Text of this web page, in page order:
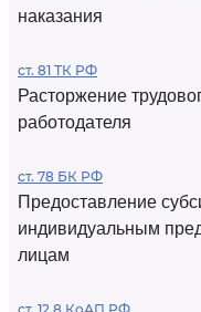
наказания
ст. 81 ТК РФ
Расторжение
работодателя
ст. 78 БК РФ
Предоставление
индивидуальным
лицам